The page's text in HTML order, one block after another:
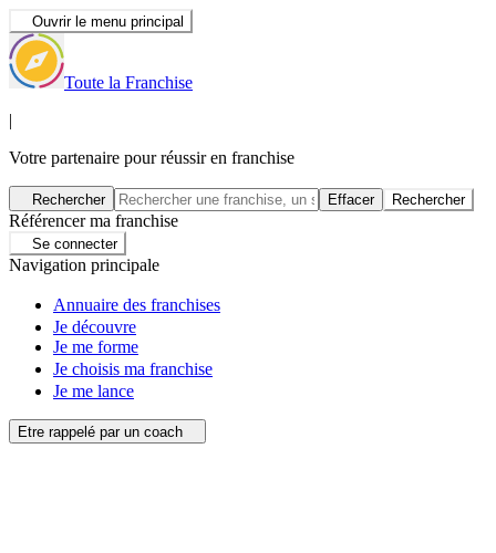
Ouvrir le menu principal
Toute la Franchise
|
Votre partenaire pour réussir en franchise
Rechercher Effacer Rechercher
Référencer ma franchise
Se connecter
Navigation principale
Annuaire des franchises
Je découvre
Je me forme
Je choisis ma franchise
Je me lance
Etre rappelé par un coach